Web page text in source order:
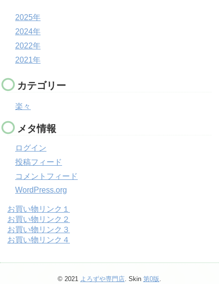
2025年
2024年
2022年
2021年
カテゴリー
楽々
メタ情報
ログイン
投稿フィード
コメントフィード
WordPress.org
お買い物リンク１
お買い物リンク２
お買い物リンク３
お買い物リンク４
© 2021 よろずや専門店. Skin 第0版.